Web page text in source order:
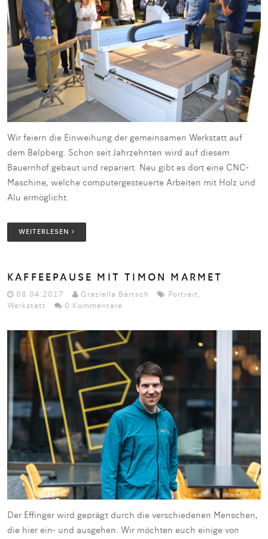
Wir feiern die Einweihung der gemeinsamen Werkstatt auf
dem Belpberg. Schon seit Jahrzehnten wird auf diesem
Bauernhof gebaut und repariert. Neu gibt es dort eine CNC-
Maschine, welche computergesteuerte Arbeiten mit Holz und
Alu ermöglicht.
WEITERLESEN
KAFFEEPAUSE MIT TIMON MARMET
08.04.2017 Graziella Bärtsch Portrait ,
Werkstatt
0 Kommentare
Der Effinger wird geprägt durch die verschiedenen Menschen,
die hier ein- und ausgehen. Wir möchten euch einige von